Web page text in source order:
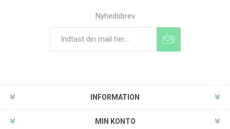
Nyhedsbrev
INFORMATION
MIN KONTO